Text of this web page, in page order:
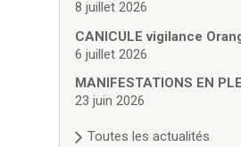
8 juillet 2026
CANICULE vigilance
6 juillet 2026
MANIFESTATIONS EN
23 juin 2026
Toutes les actualités